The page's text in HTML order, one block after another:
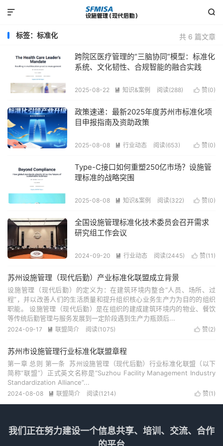


共 6 篇文章
标签：标准化
跨院区医疗管理的“三脑协同”模型：标准化
系统、文化韧性、合规智能的融合实践
 赞(0)
2025-08-22  知识&案例 阅读(288)
政策速递：最新2025年度苏州市标准化项
目申报指南及资助政策
 赞(0)
2025-08-08  行业动态 阅读(653)
Type-C接口如何重塑250亿市场？设施管
理标准的战略突围
 赞(0)
2025-08-08  知识&案例 阅读(322)
全国设施管理标准化技术委员会召开需求
研究组工作会议
 赞(11 )
2024-09-20  行业动态 阅读(2445)
苏州设施管理（现代后勤）产业标准化联盟成立背景
设施管理（现代后勤）的定义为：在建筑环境内整合“人员、场所、过
程”，并以改善人们的生活质量和提升组织核心业务生产力为目的的组织
职能。 设施管理（现代后勤）是在组织的建成建筑环境内的物业、餐饮
等传统后勤管理与服务发展到一定阶段遇到生产力瓶颈后...
 赞(2)
2024-09-17  联盟简介 阅读(1075)
苏州市设施管理行业标准化联盟章程
第一章 总则 第一条 苏州设施管理（现代后勤）行业标准化联盟（以下
简称“联盟”）正式英文名称是“Suzhou Facility Management Industry
Standardization Alliance”...
 赞(1 )
2024-08-08  联盟简介 阅读(1214)
我们正在努力建设一个信息共享、培训、交流、合作